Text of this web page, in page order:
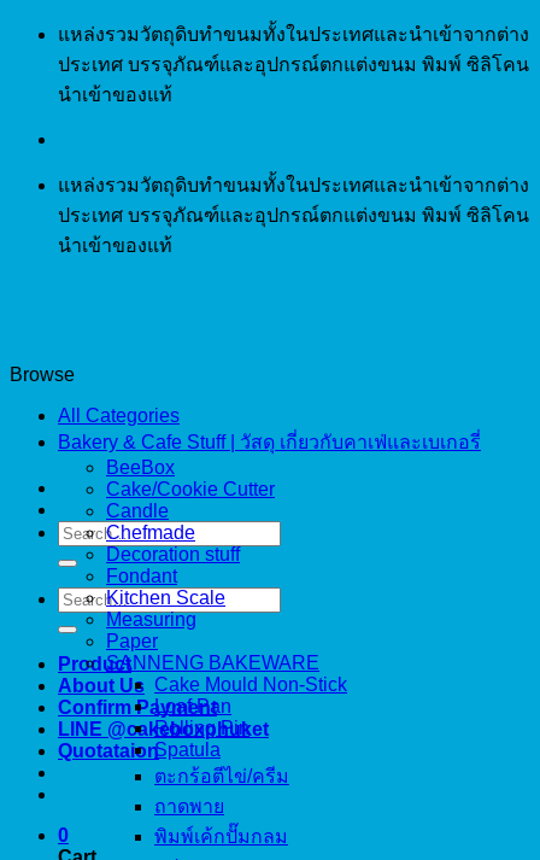
Skip
content
แหล่งรวมวัตถุดิบทำขนมทั้งในประเทศและนำเข้าจากต่าง
ประเทศ บรรจุภัณฑ์และอุปกรณ์ตกแต่งขนม พิมพ์ ซิลิโคน
นำเข้าของแท้
แหล่งรวมวัตถุดิบทำขนมทั้งในประเทศและนำเข้าจากต่าง
ประเทศ บรรจุภัณฑ์และอุปกรณ์ตกแต่งขนม พิมพ์ ซิลิโคน
นำเข้าของแท้
Search
for:
Search
for:
Product
About Us
Confirm Payment
LINE @cakeboxphuket
Quotataion
0
Browse
All Categories
Bakery & Cafe Stuff | วัสดุ เกี่ยวกับคาเฟ่และเบเกอรี่
BeeBox
Cake/Cookie Cutter
Candle
Chefmade
Decoration stuff
Fondant
Kitchen Scale
Measuring
Paper
SANNENG BAKEWARE
Cake Mould Non-Stick
Loaf Pan
Rolling Pin
Spatula
ตะกร้อตีไข่/ครีม
ถาดพาย
พิมพ์เค้กปั๊มกลม